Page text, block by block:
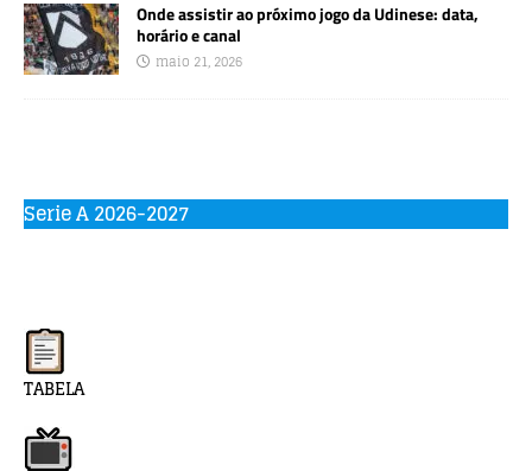
Onde assistir ao próximo jogo da Udinese: data,
horário e canal
maio 21, 2026
Serie A 2026-2027
TABELA